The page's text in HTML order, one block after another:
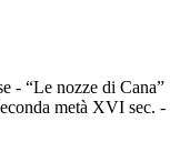
- “Le nozze di Cana”
metà XVI sec.